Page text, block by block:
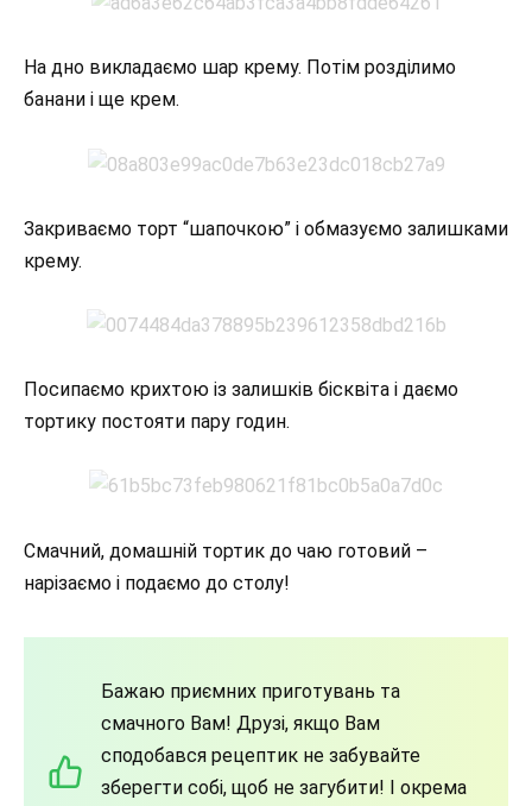
На дно викладаємо шар крему. Потім розділимо
банани і ще крем.
Закриваємо торт “шапочкою” і обмазуємо залишками
крему.
Посипаємо крихтою із залишків бісквіта і даємо
тортику постояти пару годин.
Смачний, домашній тортик до чаю готовий –
нарізаємо і подаємо до столу!
Бажаю приємних приготувань та
смачного Вам! Друзі, якщо Вам
сподобався рецептик не забувайте
зберегти собі, щоб не загубити! І окрема